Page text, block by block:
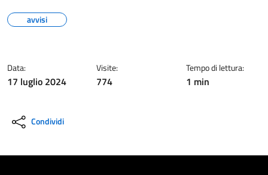
avvisi
Data:
17 luglio 2024
Visite:
774
Tempo di lettura:
1 min
Condividi